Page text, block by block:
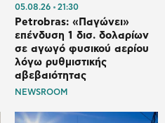
05.08.26 21:30
Petrobras: «Παγώνει»
επένδυση 1 δισ. δολαρίων
σε αγωγό φυσικού αερίου
λόγω ρυθμιστικής
αβεβαιότητας
NEWSROOM